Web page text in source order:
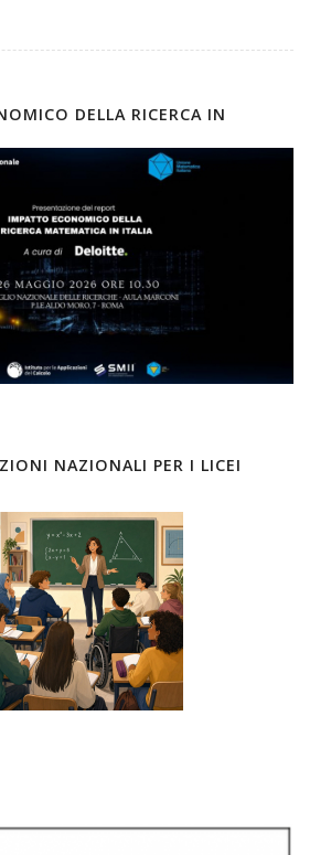
DELLA RICERCA IN
NAZIONALI PER I LICEI